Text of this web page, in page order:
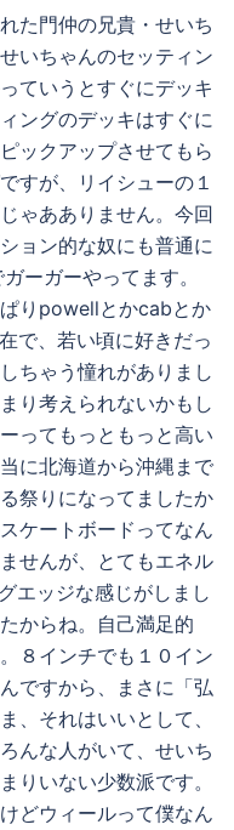
た門仲の兄貴・せいち
いちゃんのセッティン
ていうとすぐにデッキ
ングのデッキはすぐに
ックアップさせてもら
すが、リイシューの１
ゃあありません。今回
ョン的な奴にも普通に
ーガーやってます。
りpowellとかcabとか
で、若い頃に好きだっ
ちゃう憧れがありまし
り考えられないかもし
ってもっともっと高い
に北海道から沖縄まで
祭りになってましたか
ケートボードってなん
せんが、とてもエネル
エッジな感じがしまし
からね。自己満足的
８インチでも１０イン
ですから、まさに「弘
、それはいいとして、
んな人がいて、せいち
りいない少数派です。
どウィールって僕なん